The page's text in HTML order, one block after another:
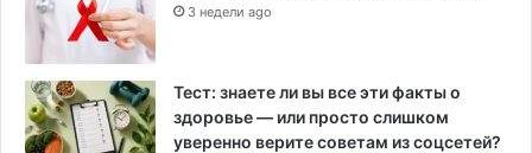
3 недели ago
Тест: знаете ли вы все эти факты о
здоровье — или просто слишком
уверенно верите советам из соцсетей?